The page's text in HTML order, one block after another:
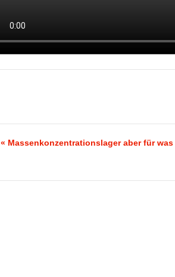
« Massenkonzentrationslager aber für was